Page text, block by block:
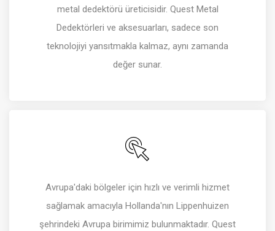
metal dedektörü üreticisidir. Quest Metal
Dedektörleri ve aksesuarları, sadece son
teknolojiyi yansıtmakla kalmaz, aynı zamanda
değer sunar.
Avrupa'daki bölgeler için hızlı ve verimli hizmet
sağlamak amacıyla Hollanda'nın Lippenhuizen
şehrindeki Avrupa birimimiz bulunmaktadır. Quest